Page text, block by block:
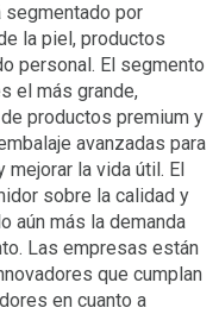
segmentado por
la piel, productos
personal. El segmento
el más grande,
productos premium y
avanzadas para
la vida útil. El
sobre la calidad y
aún más la demanda
Las empresas están
que cumplan
en cuanto a